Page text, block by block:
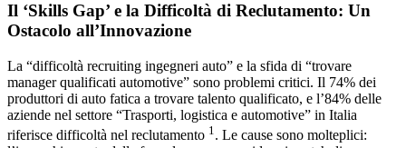
Il ‘Skills Gap’ e la Difficoltà di Reclutamento: Un
Ostacolo all’Innovazione
La “difficoltà recruiting ingegneri auto” e la sfida di “trovare
manager qualificati automotive” sono problemi critici. Il 74% dei
produttori di auto fatica a trovare talento qualificato, e l’84% delle
aziende nel settore “Trasporti, logistica e automotive” in Italia
riferisce difficoltà nel reclutamento 1 . Le cause sono molteplici: